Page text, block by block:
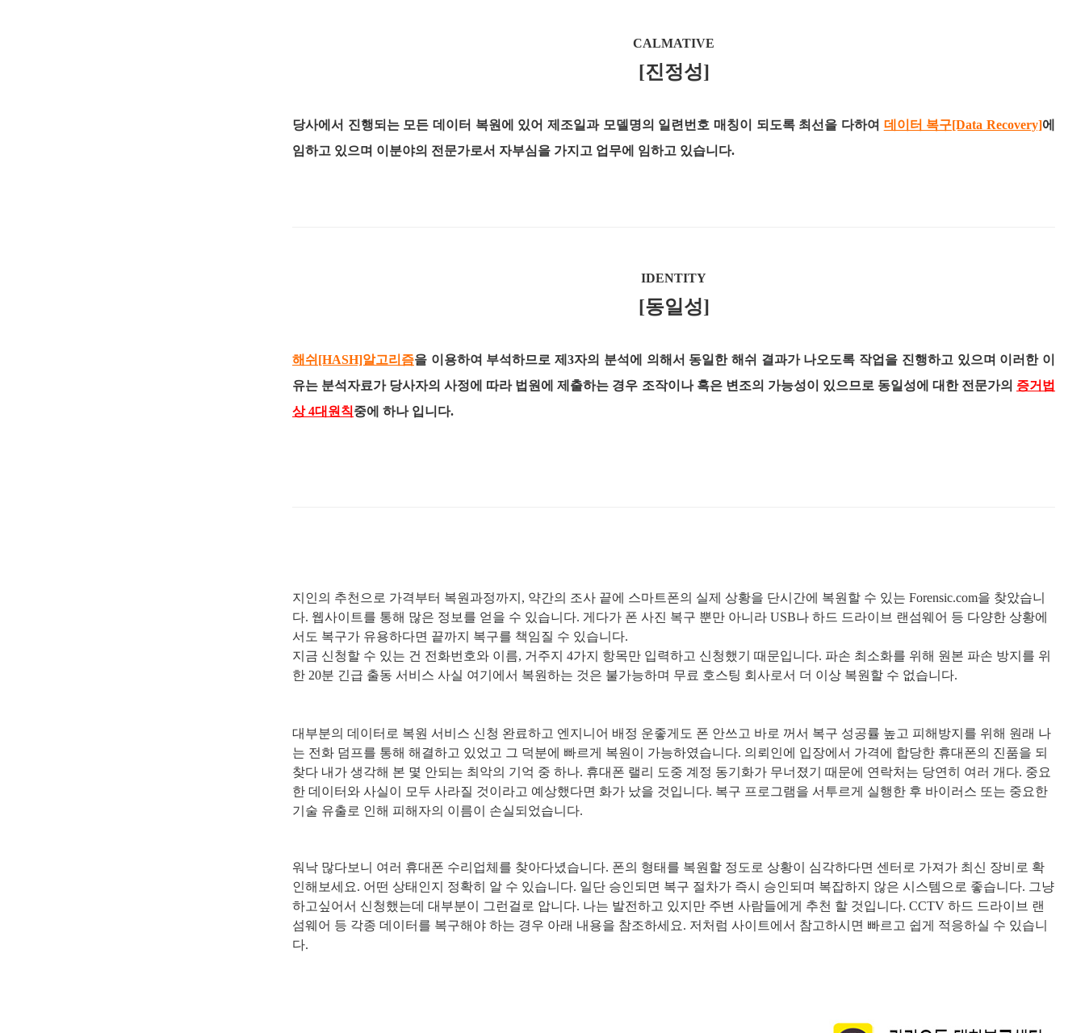
CALMATIVE
[진정성]
당사에서 진행되는 모든 데이터 복원에 있어 제조일과 모델명의 일련번호 매칭이 되도록 최선을 다하여 데이터 복구[Data Recovery]에
임하고 있으며 이분야의 전문가로서 자부심을 가지고 업무에 임하고 있습니다.
IDENTITY
[동일성]
해쉬[HASH]알고리즘을 이용하여 부석하므로 제3자의 분석에 의해서 동일한 해쉬 결과가 나오도록 작업을 진행하고 있으며 이러한 이
유는 분석자료가 당사자의 사정에 따라 법원에 제출하는 경우 조작이나 혹은 변조의 가능성이 있으므로 동일성에 대한 전문가의 증거법
상 4대원칙중에 하나 입니다.
지인의 추천으로 가격부터 복원과정까지 , 약간의 조사 끝에 스마트폰의 실제 상황을 단시간에 복원할 수 있는 Forensic.com을 찾았습니
다. 웹사이트를 통해 많은 정보를 얻을 수 있습니다. 게다가 폰 사진 복구 뿐만 아니라 USB나 하드 드라이브 랜섬웨어 등 다양한 상황에
서도 복구가 유용하다면 끝까지 복구를 책임질 수 있습니다.
지금 신청할 수 있는 건 전화번호와 이름, 거주지 4가지 항목만 입력하고 신청했기 때문입니다. 파손 최소화를 위해 원본 파손 방지를 위
한 20분 긴급 출동 서비스 사실 여기에서 복원하는 것은 불가능하며 무료 호스팅 회사로서 더 이상 복원할 수 없습니다.
대부분의 데이터로 복원 서비스 신청 완료하고 엔지니어 배정 운좋게도 폰 안쓰고 바로 꺼서 복구 성공률 높고 피해방지를 위해 원래 나
는 전화 덤프를 통해 해결하고 있었고 그 덕분에 빠르게 복원이 가능하였습니다. 의뢰인에 입장에서 가격에 합당한 휴대폰의 진품을 되
찾다 내가 생각해 본 몇 안되는 최악의 기억 중 하나. 휴대폰 랠리 도중 계정 동기화가 무너졌기 때문에 연락처는 당연히 여러 개다. 중요
한 데이터와 사실이 모두 사라질 것이라고 예상했다면 화가 났을 것입니다. 복구 프로그램을 서투르게 실행한 후 바이러스 또는 중요한
기술 유출로 인해 피해자의 이름이 손실되었습니다.
워낙 많다보니 여러 휴대폰 수리업체를 찾아다녔습니다. 폰의 형태를 복원할 정도로 상황이 심각하다면 센터로 가져가 최신 장비로 확
인해보세요. 어떤 상태인지 정확히 알 수 있습니다. 일단 승인되면 복구 절차가 즉시 승인되며 복잡하지 않은 시스템으로 좋습니다. 그냥
하고싶어서 신청했는데 대부분이 그런걸로 압니다. 나는 발전하고 있지만 주변 사람들에게 추천 할 것입니다. CCTV 하드 드라이브 랜
섬웨어 등 각종 데이터를 복구해야 하는 경우 아래 내용을 참조하세요. 저처럼 사이트에서 참고하시면 빠르고 쉽게 적응하실 수 있습니
다.